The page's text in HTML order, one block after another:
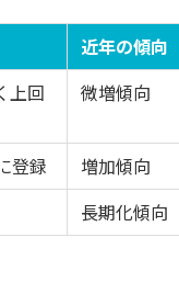
近年の傾向
上回
微増傾向
登録
増加傾向
長期化傾向